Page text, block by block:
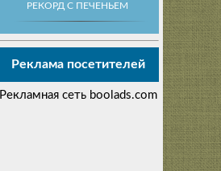
РЕКОРД С ПЕЧЕНЬЕМ
Реклама посетителей
Рекламная сеть boolads.com